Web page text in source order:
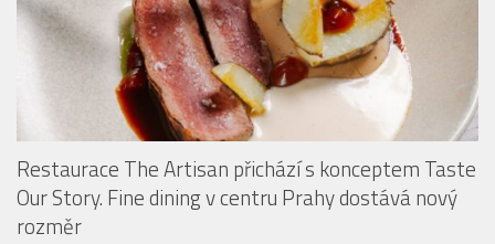
Restaurace The Artisan přichází s konceptem Taste
Our Story. Fine dining v centru Prahy dostává nový
rozměr